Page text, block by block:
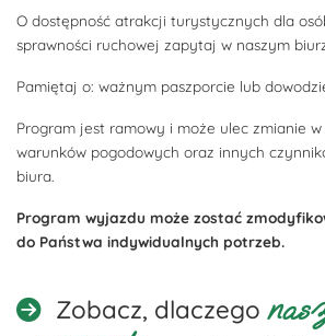
O dostępność atrakcji turystycznych dla
sprawności ruchowej zapytaj w naszym
Pamiętaj o: ważnym paszporcie lub
Program jest ramowy i może ulec zmianie
warunków pogodowych oraz innych
biura.
Program wyjazdu może zostać
do Państwa indywidualnych potrzeb.
Zobacz, dlaczego